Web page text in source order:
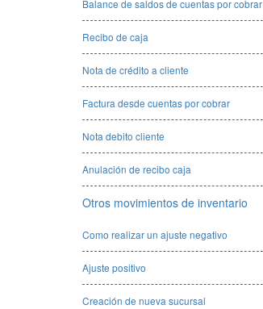
Balance de saldos de cuentas por cobrar
Recibo de caja
Nota de crédito a cliente
Factura desde cuentas por cobrar
Nota debito cliente
Anulación de recibo caja
Otros movimientos de inventario
Como realizar un ajuste negativo
Ajuste positivo
Creación de nueva sucursal